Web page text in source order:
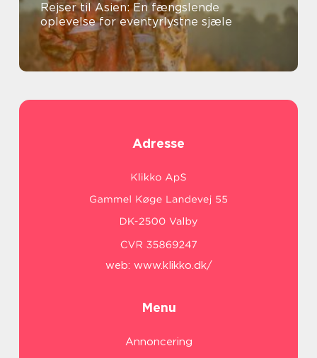
Rejser til Asien: En fængslende
oplevelse for eventyrlystne sjæle
Adresse
web: www.klikko.dk/
Menu
Annoncering